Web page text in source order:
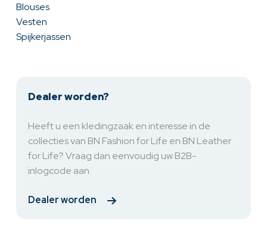
Blouses
Vesten
Spijkerjassen
Dealer worden?
Heeft u een kledingzaak en interesse in de
collecties van BN Fashion for Life en BN Leather
for Life? Vraag dan eenvoudig uw B2B-
inlogcode aan.
Dealer worden